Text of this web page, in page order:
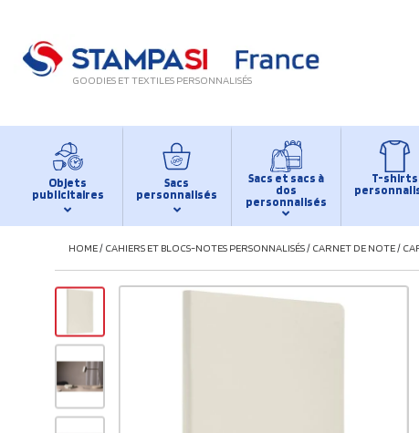
GOODIES ET TEXTILES PERSONNALISÉS
Objets
publicitaires
Sacs
personnalisés
Sacs et sacs à
dos
personnalisés
T-shirts
HOME/ CAHIERS ET BLOCS-NOTES PERSONNALISÉS/ CARNET DE NOTE/